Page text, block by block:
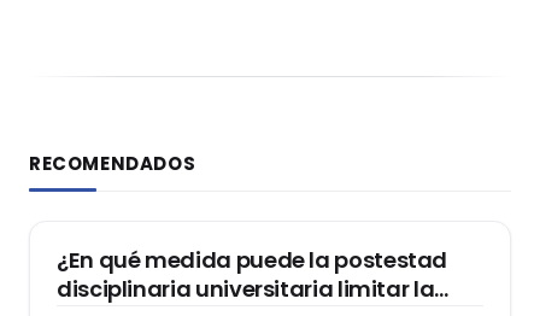
RECOMENDADOS
DERECHO CONSTITUCIONAL
¿En qué medida puede la postestad
disciplinaria universitaria limitar la